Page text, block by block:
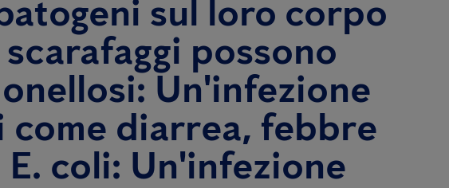
sul loro corpo
possono
Un'infezione
diarrea, febbre
coli: Un'infezione